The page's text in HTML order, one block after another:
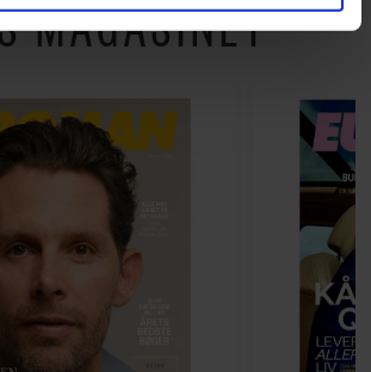
tid trække dit samtykke tilbage via
personoplysninger i forbindelse
privatlivspolitik cookiepolitik .
MAGASINET